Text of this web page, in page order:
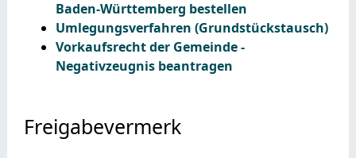
Baden-Württemberg bestellen
Umlegungsverfahren (Grundstückstausch)
Vorkaufsrecht der Gemeinde -
Negativzeugnis beantragen
Freigabevermerk